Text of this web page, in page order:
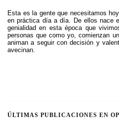
Esta es la gente que necesitamos
en práctica día a día. De ellos nace
genialidad en esta época que
personas que como yo, comienzan
animan a seguir con decisión y
avecinan.
ÚLTIMAS PUBLICACIONES EN